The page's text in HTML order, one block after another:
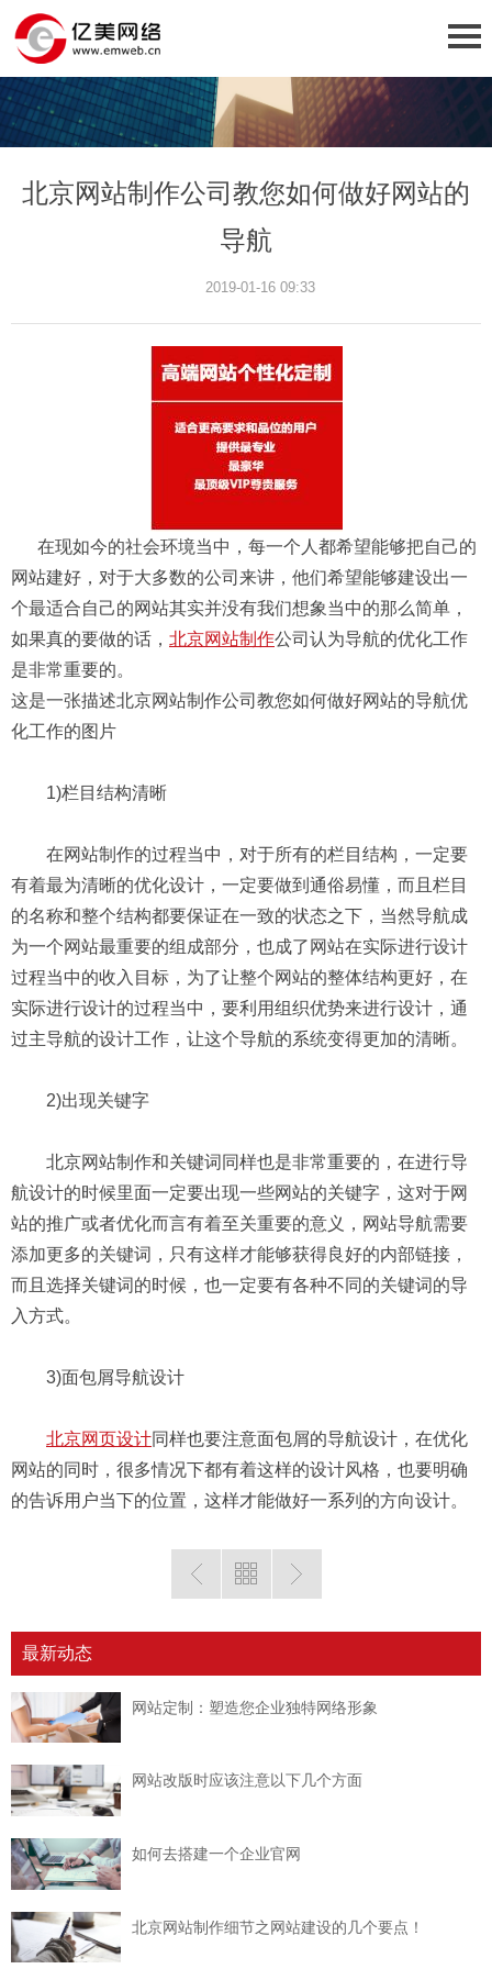
北京网站制作公司教您如何做好网站的
导航
2019-01-16 09:33
在现如今的社会环境当中，每一个人都希望能够把自己的
网站建好，对于大多数的公司来讲，他们希望能够建设出一
个最适合自己的网站其实并没有我们想象当中的那么简单，
如果真的要做的话， 北京网站制作公司认为导航的优化工作
是非常重要的。
这是一张描述北京网站制作公司教您如何做好网站的导航优
化工作的图片
1)栏目结构清晰
在网站制作的过程当中，对于所有的栏目结构，一定要
有着最为清晰的优化设计，一定要做到通俗易懂，而且栏目
的名称和整个结构都要保证在一致的状态之下，当然导航成
为一个网站最重要的组成部分，也成了网站在实际进行设计
过程当中的收入目标，为了让整个网站的整体结构更好，在
实际进行设计的过程当中，要利用组织优势来进行设计，通
过主导航的设计工作，让这个导航的系统变得更加的清晰。
2)出现关键字
北京网站制作和关键词同样也是非常重要的，在进行导
航设计的时候里面一定要出现一些网站的关键字，这对于网
站的推广或者优化而言有着至关重要的意义，网站导航需要
添加更多的关键词，只有这样才能够获得良好的内部链接，
而且选择关键词的时候，也一定要有各种不同的关键词的导
入方式。
3)面包屑导航设计
北京网页设计同样也要注意面包屑的导航设计，在优化
网站的同时，很多情况下都有着这样的设计风格，也要明确
的告诉用户当下的位置，这样才能做好一系列的方向设计。
最新动态
网站定制：塑造您企业独特网络形象
网站改版时应该注意以下几个方面
如何去搭建一个企业官网
北京网站制作细节之网站建设的几个要点！